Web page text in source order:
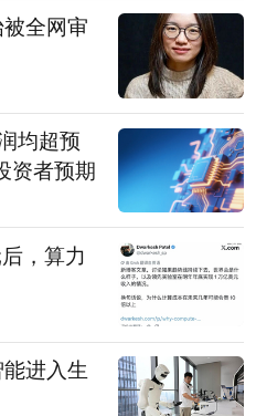
全网审
均超预
资者预期
，算力
进入生